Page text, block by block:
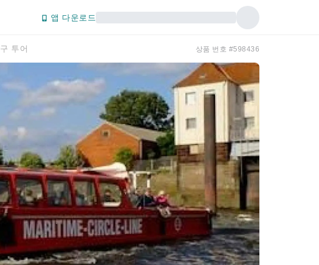
앱 다운로드
투어 상품 번호 #598436